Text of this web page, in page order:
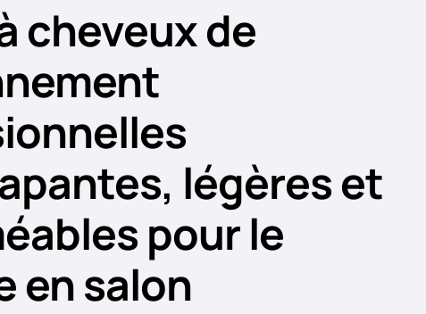
cheveux de
légères et
pour le
en salon